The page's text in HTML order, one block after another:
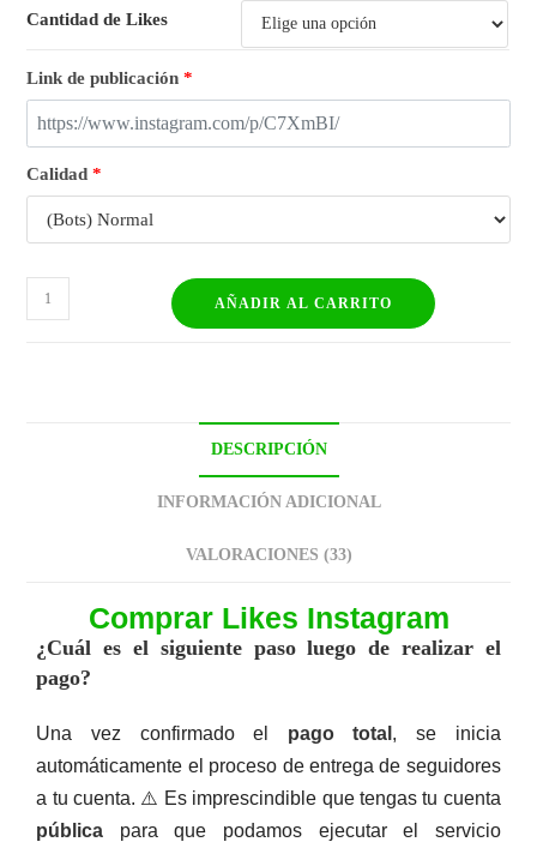
Cantidad de Likes
Link de publicación *
Calidad *
AÑADIR AL CARRITO
DESCRIPCIÓN
INFORMACIÓN ADICIONAL
VALORACIONES (33)
DescripciónComprar Likes Instagram
¿Cuál es el siguiente paso luego de realizar el
pago?
Una vez confirmado el pago total , se inicia
automáticamente el proceso de entrega de seguidores
a tu cuenta. ⚠️ Es imprescindible que tengas tu cuenta
pública para que podamos ejecutar el servicio